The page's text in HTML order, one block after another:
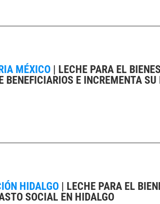
MÉXICO | LECHE PARA EL
E INCREMENTA SU
HIDALGO | LECHE PARA EL
SOCIAL EN HIDALGO